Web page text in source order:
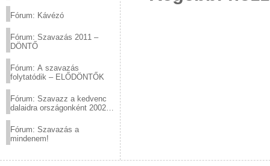
Fórum: Kávézó
Fórum: Szavazás 2011 –
DÖNTŐ
Fórum: A szavazás
folytatódik – ELŐDÖNTŐK
Fórum: Szavazz a kedvenc
dalaidra országonként 2002
Fórum: Szavazás a
mindenem!